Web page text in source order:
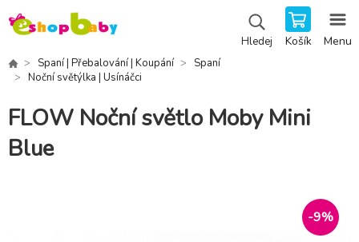
Hledej Košík Menu
Spaní | Přebalování | Koupání
Spaní
Noční světýlka | Usínáčci
FLOW Noční světlo Moby Mini
Blue
-9%